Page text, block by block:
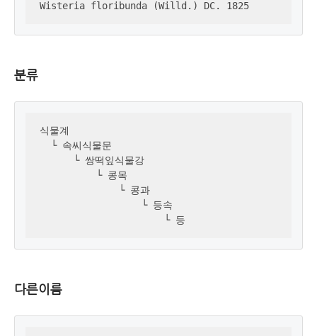
Wisteria floribunda (Willd.) DC. 1825
분류
식물계
  └ 속씨식물문
      └ 쌍떡잎식물강
          └ 콩목
              └ 콩과
                  └ 등속
                      └ 등
다른이름